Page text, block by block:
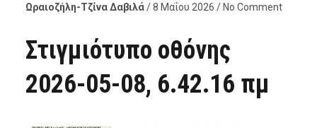
Ωραιοζήλη-Τζίνα Δαβιλά/ 8 Μαΐου 2026 / No Comment
Στιγμιότυπο οθόνης
2026-05-08, 6.42.16 πμ